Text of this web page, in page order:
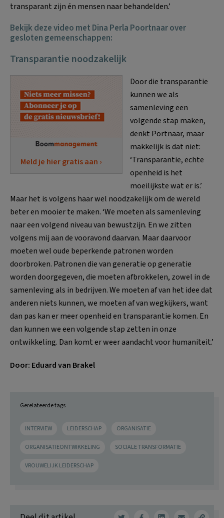
transparant zijn én mensen naar behandelden.’
Bekijk deze video met Dina Perla Poortnaar over
gesloten gemeenschappen:
Transparantie noodzakelijk
Meld je hier gratis aan ›
Door die transparantie
kunnen we als
samenleving een
volgende stap maken,
denkt Portnaar, maar
makkelijk is dat niet:
‘Transparantie, echte
openheid is het
moeilijkste wat er is.’
Maar het is volgens haar wel noodzakelijk om de wereld
beter en mooier te maken. ‘We moeten als samenleving
naar een volgend niveau van bewustzijn. En we zitten
volgens mij aan de vooravond daarvan. Maar daarvoor
moeten wel oude beperkende patronen worden
doorbroken. Patronen die van generatie op generatie
worden doorgegeven, die moeten afbrokkelen, zowel in de
samenleving als in bedrijven. We moeten af van het idee dat
anderen niets kunnen, we moeten af van wegkijkers, want
dan pas kan er meer openheid en transparantie komen. En
dan kunnen we een volgende stap zetten in onze
ontwikkeling. Dan komt er weer aandacht voor humaniteit.’
Door: Eduard van Brakel
Gerelateerde tags
INTERVIEW LEIDERSCHAP ORGANISATIE
ORGANISATIEONTWIKKELING SOCIALE TRANSFORMATIE
VROUWELIJK LEIDERSCHAP